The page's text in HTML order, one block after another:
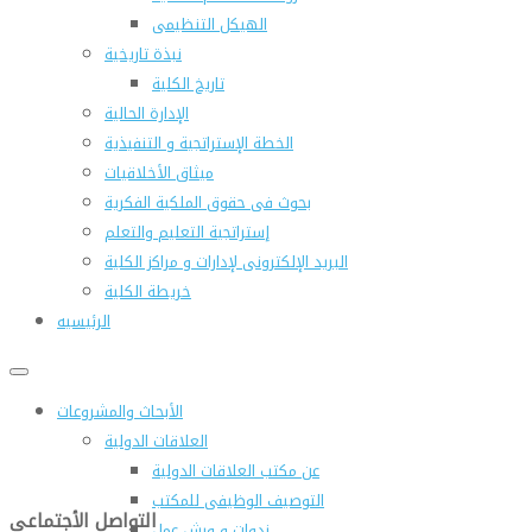
الهيكل التنظيمى
نبذة تاريخية
تاريخ الكلية
الإدارة الحالية
الخطة الإستراتجية و التنفيذية
ميثاق الأخلاقيات
بحوث فى حقوق الملكية الفكرية
إستراتجية التعليم والتعلم
البريد الإلكترونى لإدارات و مراكز الكلية
خريطة الكلية
الرئيسيه
الأبحاث والمشروعات
العلاقات الدولية
عن مكتب العلاقات الدولية
التوصيف الوظيفى للمكتب
التواصل الأجتماعى